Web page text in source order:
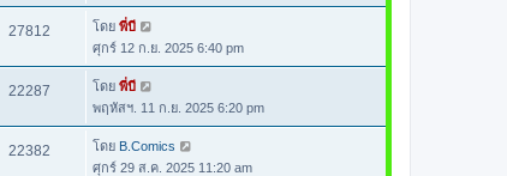
27812 โดย พี่บี
ศุกร์ 12 ก.ย. 2025 6:40 pm
22287 โดย พี่บี
พฤหัสฯ. 11 ก.ย. 2025 6:20 pm
22382 โดย B.Comics
ศุกร์ 29 ส.ค. 2025 11:20 am